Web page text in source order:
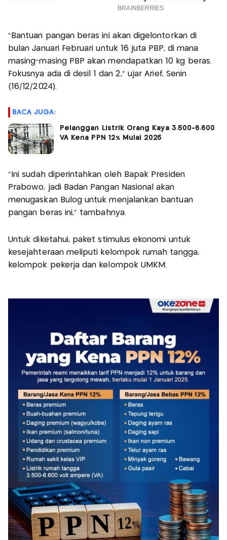
"Bantuan pangan beras ini akan digelontorkan di
bulan Januari Februari untuk 16 juta PBP, di mana
masing-masing PBP akan mendapatkan 10 kg beras.
Fokusnya ada di desil 1 dan 2,” ujar Arief, Senin
(16/12/2024).
BACA JUGA:
Pelanggan Listrik Orang Kaya 3.500-6.600
VA Kena PPN 12% Mulai 2025
“Ini sudah diperintahkan oleh Bapak Presiden
Prabowo, jadi Badan Pangan Nasional akan
menugaskan Bulog untuk menjalankan bantuan
pangan beras ini,” tambahnya.
Untuk diketahui, paket stimulus ekonomi untuk
kesejahteraan meliputi kelompok rumah tangga,
kelompok pekerja dan kelompok UMKM.